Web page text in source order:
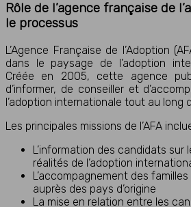
Rôle de l’agence française de
le processus
L’Agence Française de l’Adoption
dans le paysage de l’adoption
Créée en 2005, cette agence
d’informer, de conseiller et
l’adoption internationale tout au long
Les principales missions de l’AFA
L’information des candidats sur
réalités de l’adoption
L’accompagnement des
auprès des pays d’origine
La mise en relation entre les